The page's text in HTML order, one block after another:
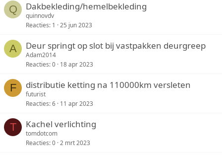
Q Dakbekleding/hemelbekleding
quinnovdv
Reacties 1 25 jun 2023
A Deur springt op slot bij vastpakken deurgreep
Adam2014
Reacties 0 18 apr 2023
F distributie ketting na 110000km versleten
futurist
Reacties 6 11 apr 2023
T Kachel verlichting
tomdotcom
Reacties 0 2 mrt 2023